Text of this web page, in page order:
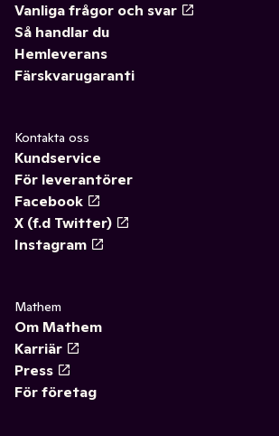
Vanliga frågor och svar
Så handlar du
Hemleverans
Färskvarugaranti
Kontakta oss
Kundservice
För leverantörer
Facebook
X (f.d Twitter)
Instagram
Mathem
Om Mathem
Karriär
Press
För företag